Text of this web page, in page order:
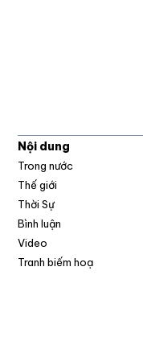
Nội dung
Trong nước
Thế giới
Thời Sự
Bình luận
Video
Tranh biếm hoạ